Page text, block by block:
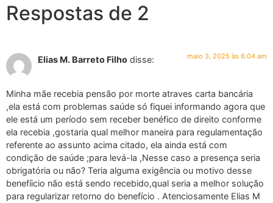
Respostas de 2
Elias M. Barreto Filho disse: maio 3, 2025 às 6:04 am
Minha mãe recebia pensão por morte atraves carta bancária
,ela está com problemas saúde só fiquei informando agora que
ele está um período sem receber benéfico de direito conforme
ela recebia ,gostaria qual melhor maneira para regulamentação
referente ao assunto acima citado, ela ainda está com
condição de saúde ;para levá-la ,Nesse caso a presença seria
obrigatória ou não? Teria alguma exigência ou motivo desse
benefíicio não está sendo recebido,qual seria a melhor solução
para regularizar retorno do benefício . Atenciosamente Elias M